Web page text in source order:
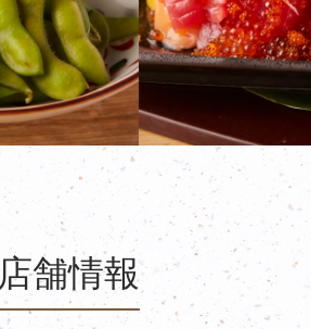
店舗情報